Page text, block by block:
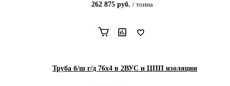
262 875 руб. / тонна
Труба б/ш г/д 76х4 в 2ВУС и ЦПП изоляции